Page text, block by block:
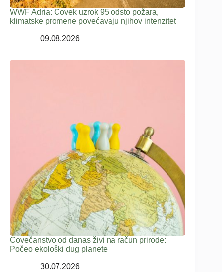
WWF Adria: Čovek uzrok 95 odsto požara,
klimatske promene povećavaju njihov intenzitet
09.08.2026
Čovečanstvo od danas živi na račun prirode:
Počeo ekološki dug planete
30.07.2026